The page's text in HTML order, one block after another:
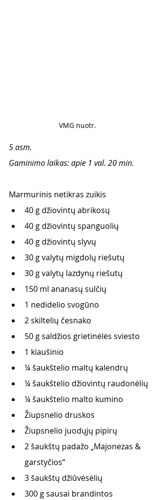
VMG nuotr.
5 asm.
Gaminimo laikas: apie 1 val. 20 min.
Marmurinis netikras zuikis
40 g džiovintų abrikosų
40 g džiovintų spanguolių
40 g džiovintų slyvų
30 g valytų migdolų riešutų
30 g valytų lazdynų riešutų
150 ml ananasų sulčių
1 nedidelio svogūno
2 skiltelių česnako
50 g saldžios grietinėlės sviesto
1 kiaušinio
¼ šaukštelio maltų kalendrų
¼ šaukštelio džiovintų raudonėlių
¼ šaukštelio malto kumino
Žiupsnelio druskos
Žiupsnelio juodųjų pipirų
2 šaukštų padažo „Majonezas &
garstyčios“
3 šaukštų džiūvėsėlių
300 g sausai brandintos